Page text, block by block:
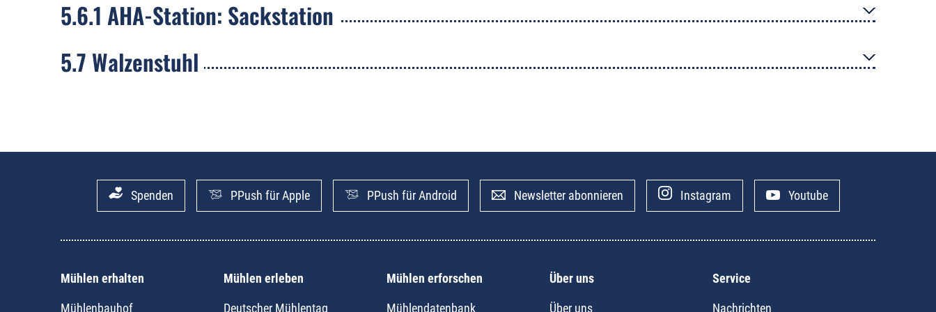
5.6.1 AHA-Station: Sackstation
5.7 Walzenstuhl
Spenden PPush für Apple PPush für Android Newsletter abonnieren Instagram Youtube
Mühlen erhalten
Mühlenbauhof
Mühlen erleben
Deutscher Mühlentag
Mühlen erforschen
Mühlendatenbank
Über uns
Über uns
Service
Nachrichten